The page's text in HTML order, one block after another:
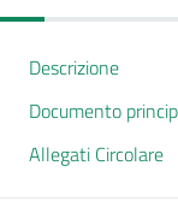
Descrizione
Documento
Allegati Circolare